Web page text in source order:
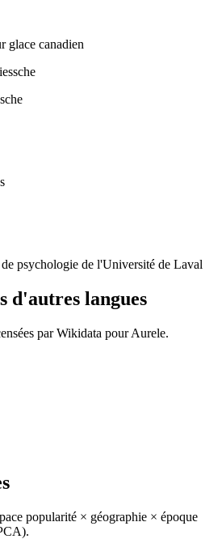
glace canadien
psychologie de l'Université de Laval
d'autres langues
par Wikidata pourAurele.
popularité × géographie × époque